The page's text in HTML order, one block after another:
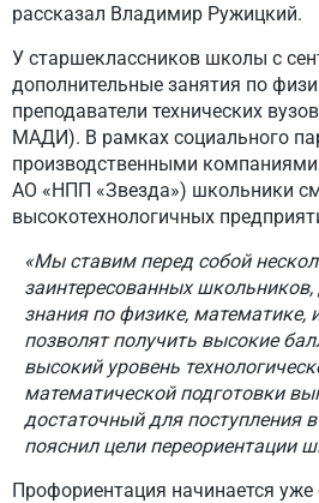
рассказал Владимир Ружицкий.
У старшеклассников школы с
дополнительные занятия по
преподаватели технических
МАДИ). В рамках социального
производственными компаниями
АО «НПП «Звезда») школьники
высокотехнологичных
«Мы ставим перед собой
заинтересованных
знания по физике, математике,
позволят получить высокие
высокий уровень
математической подготовки
достаточный для поступления
пояснил цели переориентации
Профориентация начинается уже